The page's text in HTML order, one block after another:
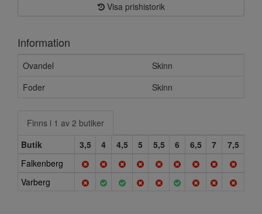
Visa prishistorik
Information
Ovandel
Skinn
Foder
Skinn
Finns i 1 av 2 butiker
Butik
3,5 4 4,5 5 5,5 6 6,5 7
7,5
Falkenberg
Varberg